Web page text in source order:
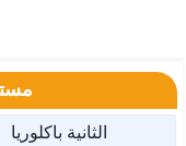
الثانية باكلوريا